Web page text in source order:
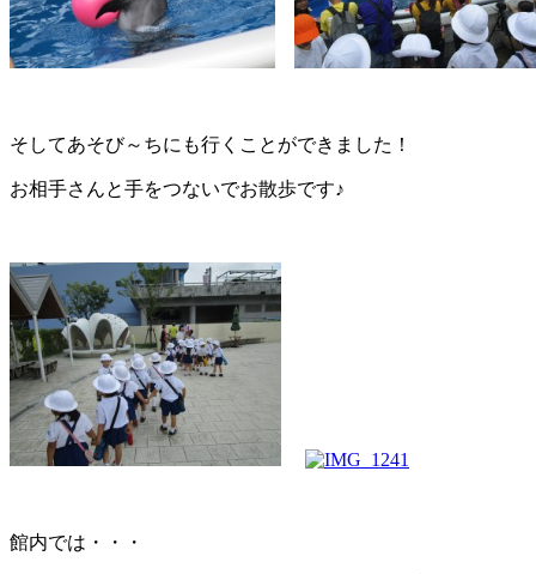
そしてあそび～ちにも行くことができました！
お相手さんと手をつないでお散歩です♪
館内では・・・